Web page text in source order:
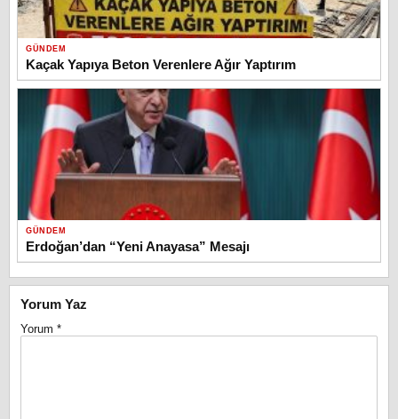
GÜNDEM
Kaçak Yapıya Beton Verenlere Ağır Yaptırım
GÜNDEM
Erdoğan’dan “Yeni Anayasa” Mesajı
Yorum Yaz
Yorum *